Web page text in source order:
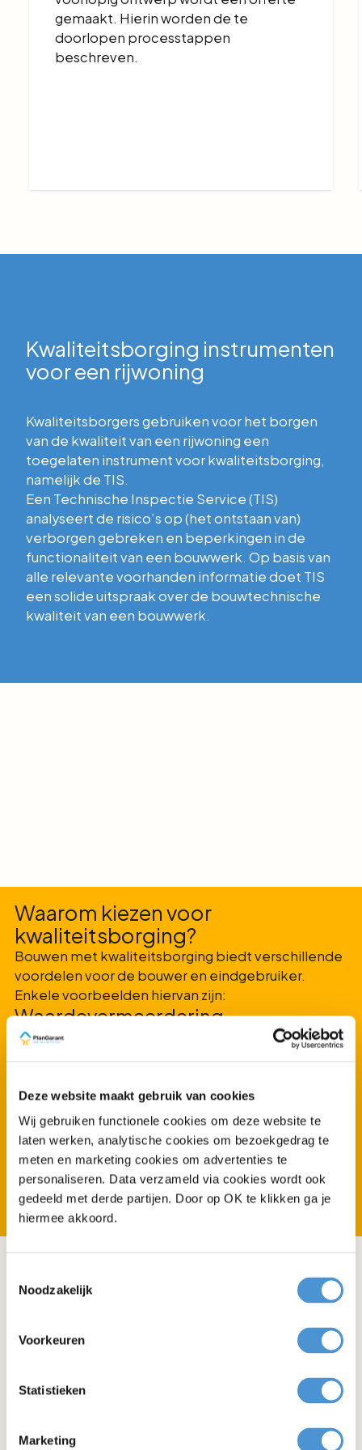
Deze website maakt gebruik van cookies
Wij gebruiken functionele cookies om deze website te
laten werken, analytische cookies om bezoekgedrag te
meten en marketing cookies om advertenties te
personaliseren. Data verzameld via cookies wordt ook
gedeeld met derde partijen. Door op OK te klikken ga je
hiermee akkoord.
Noodzakelijk
Voorkeuren
Statistieken
Marketing
gemaakt. Hierin worden de te
doorlopen processtappen
beschreven.
Kwaliteitsborging instrumenten
voor een rijwoning
Kwaliteitsborgers gebruiken voor het borgen
van de kwaliteit van een rijwoning een
toegelaten instrument voor kwaliteitsborging,
namelijk de TIS.
Een Technische Inspectie Service (TIS)
analyseert de risico’s op (het ontstaan van)
verborgen gebreken en beperkingen in de
functionaliteit van een bouwwerk. Op basis van
alle relevante voorhanden informatie doet TIS
een solide uitspraak over de bouwtechnische
kwaliteit van een bouwwerk.
Waarom kiezen voor
kwaliteitsborging?
Bouwen met kwaliteitsborging biedt verschillende
voordelen voor de bouwer en eindgebruiker.
Enkele voorbeelden hiervan zijn:
Waardevermeerdering
Woningen die aan hoge kwaliteitsnormen voldoen,
Minder faalkosten
Door een intensievere samenwerking met
PlanGarant worden eventuele bouwfouten vooraf
al opgemerkt en kan hierop geanticipeerd worden.
Dit zorgt voor minder bouwfouten die herstelt
moeten worden, het verminderen van gebreken
en klachten na overlevering.
PlanGarant is geaccrediteerd op basis van de
EN ISO/IEC 17020:2012 en voldoet hiermee aan
de hoogste onafhankelijkheidseisen en
9001 gecertificeerd. ISO 9001 is de